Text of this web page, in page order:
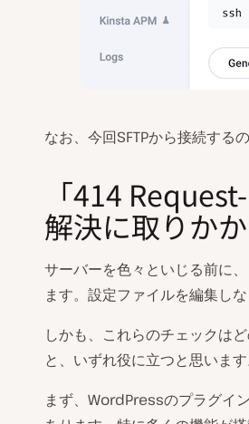
なお、今回SFTPから接続する
「414
解決に取りか
サーバーを色々といじる前に
ます。設定ファイルを編集し
しかも、これらのチェックは
と、いずれ役に立つと思います
まず、WordPressのプラグイ